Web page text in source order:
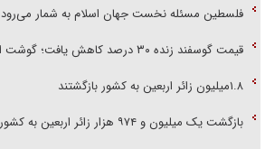
فلسطین مسئله نخست جهان اسلام به شمار می‌رود
قیمت گوسفند زنده ۳۰ درصد کاهش یافت؛ گوشت ارزان نشد
۱.۸میلیون زائر اربعین به کشور بازگشتند
بازگشت یک میلیون و ۹۷۴ هزار زائر اربعین به کشور